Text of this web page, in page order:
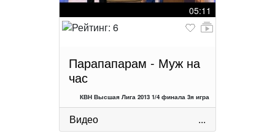
05:11
Парапапарам - Муж на
час
КВН Высшая Лига 2013 1/4 финала 3я игра
Видео ...